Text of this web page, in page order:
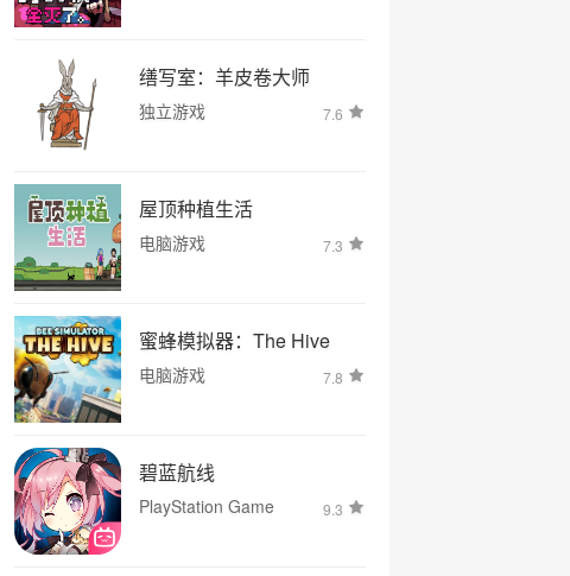
缮写室：羊皮卷大师
独立游戏 7.6
屋顶种植生活
电脑游戏 7.3
蜜蜂模拟器：The Hive
电脑游戏 7.8
碧蓝航线
PlayStation Game 9.3